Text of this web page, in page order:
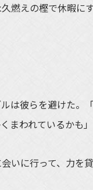
燃えの樫で休暇に
は彼らを避けた。
まわれているかも」
いに行って、力を